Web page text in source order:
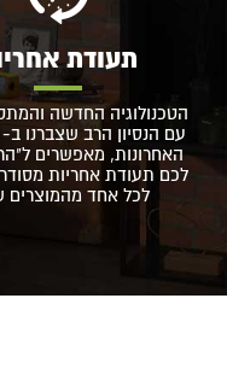
תעודת
הטכנולוגיה החדשה
האחרונות, מאפשרים
לכם תעודת אחריות
לכל אחד מהמוצרים